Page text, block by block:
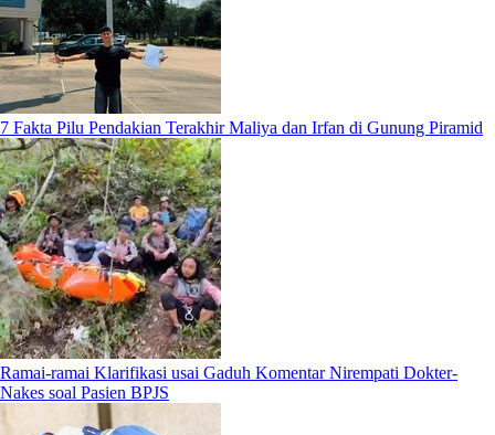
7 Fakta Pilu Pendakian Terakhir Maliya dan Irfan di Gunung Piramid
Ramai-ramai Klarifikasi usai Gaduh Komentar Nirempati Dokter-
Nakes soal Pasien BPJS